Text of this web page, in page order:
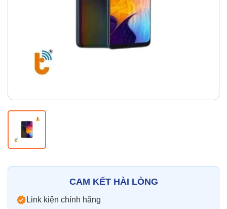
Pin Samsumg Pin Oppo
Thay vỏ
CAM KẾT HÀI LÒNG
Link kiện chính hãng